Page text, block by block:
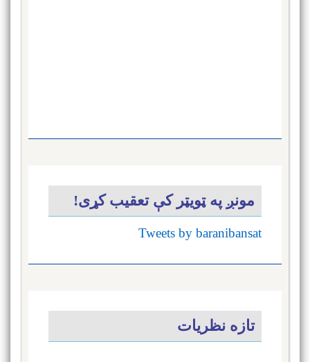
مونږ په ټویټر کې تعقیب کړی!
Tweets by baranibansat
تازه نظریات